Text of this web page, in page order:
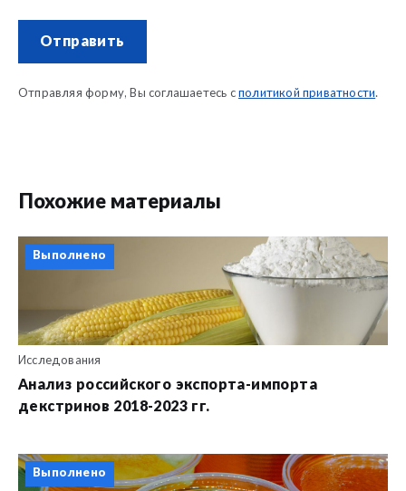
Отправить
Отправляя форму, Вы соглашаетесь с политикой приватности.
Похожие материалы
Выполнено
Исследования
Анализ российского экспорта-импорта
декстринов 2018-2023 гг.
Выполнено